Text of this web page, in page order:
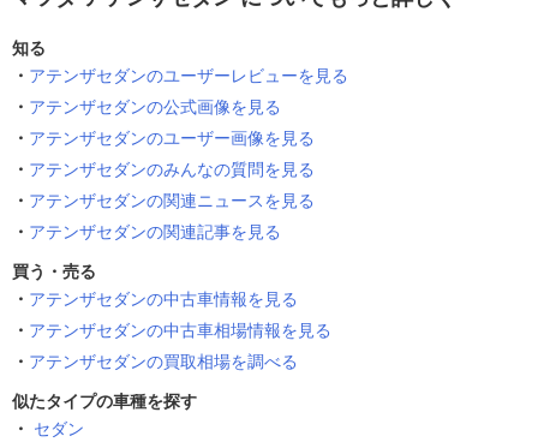
知る
アテンザセダンのユーザーレビューを見る
アテンザセダンの公式画像を見る
アテンザセダンのユーザー画像を見る
アテンザセダンのみんなの質問を見る
アテンザセダンの関連ニュースを見る
アテンザセダンの関連記事を見る
買う・売る
アテンザセダンの中古車情報を見る
アテンザセダンの中古車相場情報を見る
アテンザセダンの買取相場を調べる
似たタイプの車種を探す
セダン